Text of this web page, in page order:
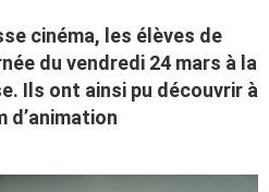
cinéma, les élèves de
du vendredi 24 mars à la
Ils ont ainsi pu découvrir à
d’animation